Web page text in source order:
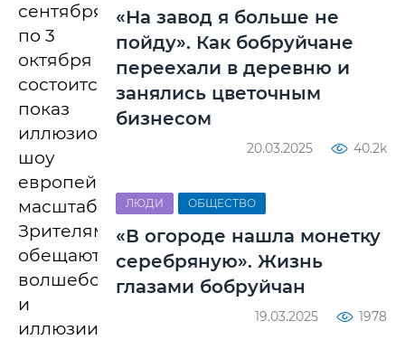
сентября
по 3
октября
состоится
показ
иллюзионного
шоу
европейского
масштаба.
Зрителям
обещают
волшебство
и
иллюзии
«На завод я больше не
пойду». Как бобруйчане
переехали в деревню и
занялись цветочным
бизнесом
20.03.2025 40.2k
ЛЮДИ ОБЩЕСТВО
«В огороде нашла монетку
серебряную». Жизнь
глазами бобруйчан
19.03.2025 1978